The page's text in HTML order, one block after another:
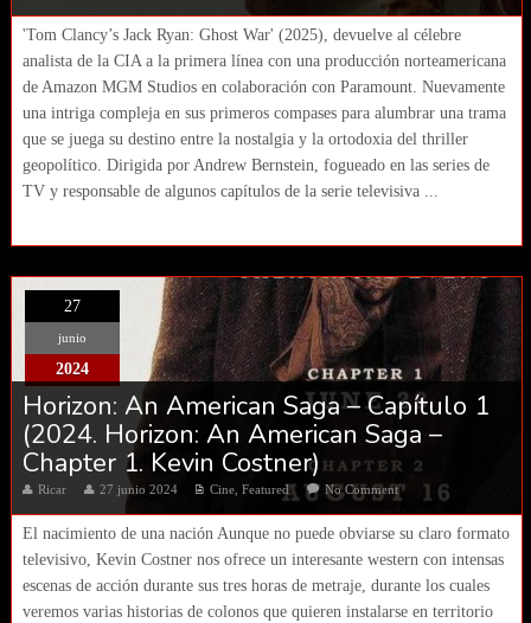
'Tom Clancy’s Jack Ryan: Ghost War' (2025), devuelve al célebre
analista de la CIA a la primera línea con una producción norteamericana
de Amazon MGM Studios en colaboración con Paramount. Nuevamente
una intriga compleja en sus primeros compases para alumbrar una trama
que se juega su destino entre la nostalgia y la ortodoxia del thriller
geopolítico. Dirigida por Andrew Bernstein, fogueado en las series de
TV y responsable de algunos capítulos de la serie televisiva ...
27
junio
2024
Horizon: An American Saga – Capítulo 1
(2024. Horizon: An American Saga –
Chapter 1. Kevin Costner)
Ricar 27 junio 2024 Cine, Featured No Comment
El nacimiento de una nación Aunque no puede obviarse su claro formato
televisivo, Kevin Costner nos ofrece un interesante western con intensas
escenas de acción durante sus tres horas de metraje, durante los cuales
veremos varias historias de colonos que quieren instalarse en territorio